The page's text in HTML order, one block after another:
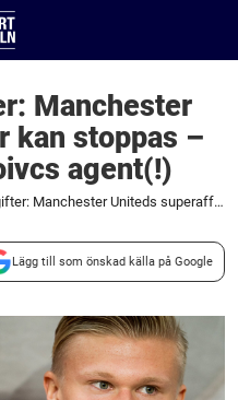
Manchester
kan stoppas –
agent(!)
Oväntade uppgifter: Manchester Uniteds superaffär kan stoppas – av Zlatan Ibrahimoivcs agent(!)
Lägg till som önskad källa på Google